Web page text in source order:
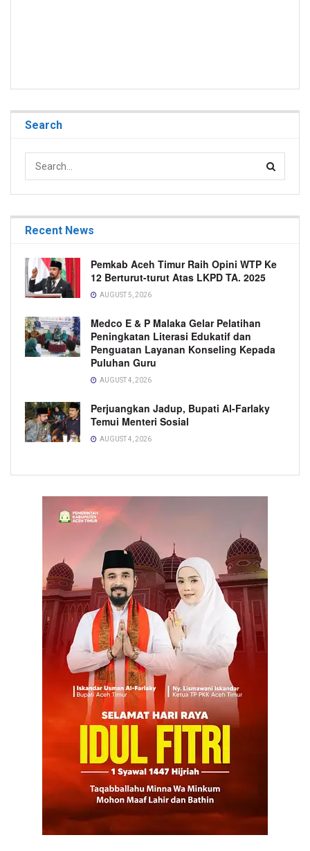
Search
Recent News
Pemkab Aceh Timur Raih Opini WTP Ke
12 Berturut-turut Atas LKPD TA. 2025
AUGUST 5, 2026
Medco E & P Malaka Gelar Pelatihan
Peningkatan Literasi Edukatif dan
Penguatan Layanan Konseling Kepada
Puluhan Guru
AUGUST 4, 2026
Perjuangkan Jadup, Bupati Al-Farlaky
Temui Menteri Sosial
AUGUST 4, 2026